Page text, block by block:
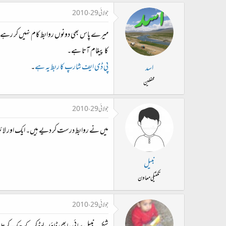
اسد
محفلین
جولائی 29، 2010
میرے پاس بھی دونوں روابط کام نہیں کر
کا پیغام آتا ہے۔
پی ڈی ایف شارپ کا ربط یہ ہے۔
نبیل
تکنیکی معاون
جولائی 29، 2010
میں نے روابط درست کر دیے ہیں۔ ایک اور
جولائی 29، 2010